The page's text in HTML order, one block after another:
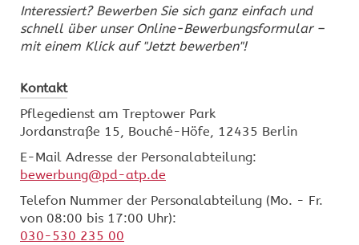
Interessiert? Bewerben Sie sich ganz einfach und
schnell über unser Online-Bewerbungsformular –
mit einem Klick auf "Jetzt bewerben"!
Kontakt
Pflegedienst am Treptower Park
Jordanstraße 15, Bouché-Höfe, 12435 Berlin
E-Mail Adresse der Personalabteilung:
bewerbung@pd-atp.de
Telefon Nummer der Personalabteilung (Mo. - Fr.
von 08:00 bis 17:00 Uhr):
030-530 235 00